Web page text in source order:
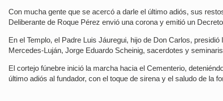
Con mucha gente que se acercó a darle el último adiós, sus
Deliberante de Roque Pérez envió una corona y emitió un
En el Templo, el Padre Luis Jáuregui, hijo de Don Carlos,
Mercedes-Luján, Jorge Eduardo Scheinig, sacerdotes y
El cortejo fúnebre inició la marcha hacia el Cementerio,
último adiós al fundador, con el toque de sirena y el saludo de la